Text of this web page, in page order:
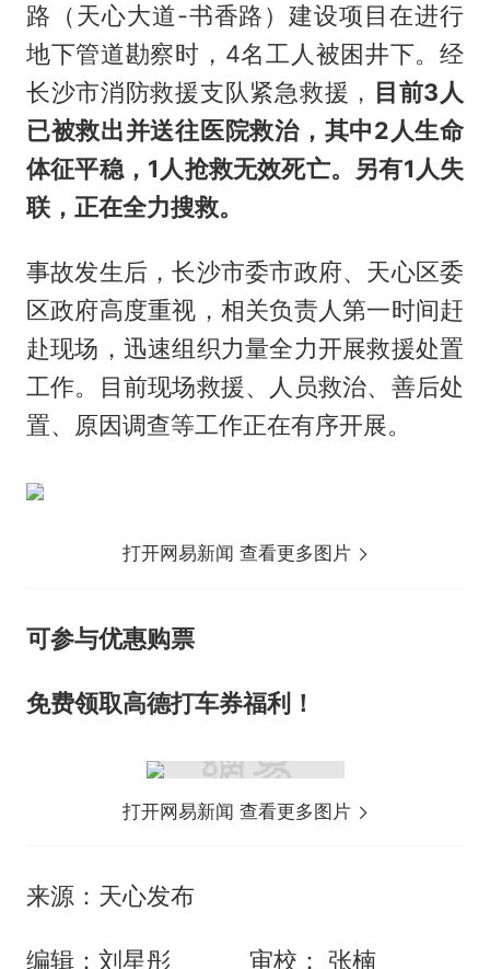
路（天心大道-书香路）建设项目在进行
地下管道勘察时，4名工人被困井下。经
长沙市消防救援支队紧急救援， 目前3人
已被救出并送往医院救治，其中2人生命
体征平稳，1人抢救无效死亡。另有1人失
联，正在全力搜救。
事故发生后，长沙市委市政府、天心区委
区政府高度重视，相关负责人第一时间赶
赴现场，迅速组织力量全力开展救援处置
工作。目前现场救援、人员救治、善后处
置、原因调查等工作正在有序开展。
打开网易新闻 查看更多图片
可参与优惠购票
免费领取高德打车券福利！
打开网易新闻 查看更多图片
来源：天心发布
编辑：刘星彤 审校： 张楠